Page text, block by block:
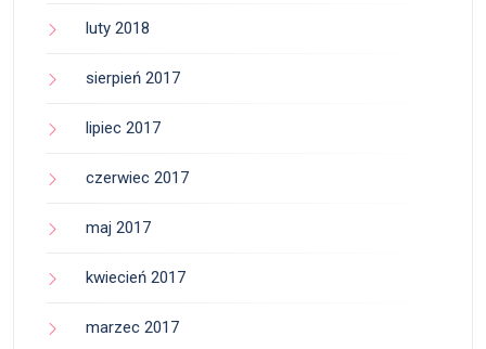
luty 2018
sierpień 2017
lipiec 2017
czerwiec 2017
maj 2017
kwiecień 2017
marzec 2017